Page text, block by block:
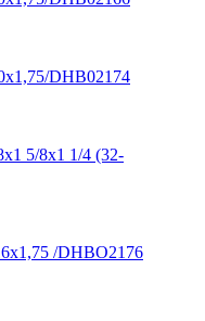
DHB02174
5/8x1 1/4 (32-
/DHBO2176